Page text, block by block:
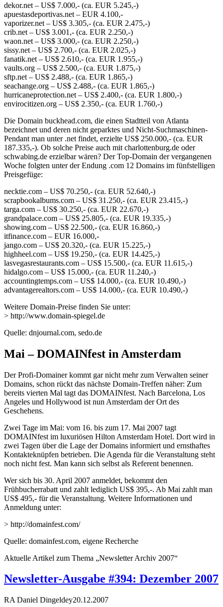
dekor.net – US$ 7.000,- (ca. EUR 5.245,-)
apuestasdeportivas.net – EUR 4.100,-
vaporizer.net – US$ 3.305,- (ca. EUR 2.475,-)
crib.net – US$ 3.001,- (ca. EUR 2.250,-)
waon.net – US$ 3.000,- (ca. EUR 2.250,-)
sissy.net – US$ 2.700,- (ca. EUR 2.025,-)
fanatik.net – US$ 2.610,- (ca. EUR 1.955,-)
vaults.org – US$ 2.500,- (ca. EUR 1.875,-)
sftp.net – US$ 2.488,- (ca. EUR 1.865,-)
seachange.org – US$ 2.488,- (ca. EUR 1.865,-)
hurricaneprotection.net – US$ 2.400,- (ca. EUR 1.800,-)
envirocitizen.org – US$ 2.350,- (ca. EUR 1.760,-)
Die Domain buckhead.com, die einen Stadtteil von Atlanta
bezeichnet und deren nicht geparktes und Nicht-Suchmaschinen-
Pendant man unter .net findet, erzielte US$ 250.000,- (ca. EUR
187.335,-). Ob solche Preise auch mit charlottenburg.de oder
schwabing.de erzielbar wären? Der Top-Domain der vergangenen
Woche folgten unter der Endung .com 12 Domains im fünfstelligen
Preisgefüge:
necktie.com – US$ 70.250,- (ca. EUR 52.640,-)
scrapbookalbums.com – US$ 31.250,- (ca. EUR 23.415,-)
targa.com – US$ 30.250,- (ca. EUR 22.670,-)
grandpalace.com – US$ 25.805,- (ca. EUR 19.335,-)
showing.com – US$ 22.500,- (ca. EUR 16.860,-)
itfinance.com – EUR 16.000,-
jango.com – US$ 20.320,- (ca. EUR 15.225,-)
highheel.com – US$ 19.250,- (ca. EUR 14.425,-)
lasvegasrestaurants.com – US$ 15.500,- (ca. EUR 11.615,-)
hidalgo.com – US$ 15.000,- (ca. EUR 11.240,-)
accountingtemps.com – US$ 14.000,- (ca. EUR 10.490,-)
advantagerealtors.com – US$ 14.000,- (ca. EUR 10.490,-)
Weitere Domain-Preise finden Sie unter:
> http://www.domain-spiegel.de
Quelle: dnjournal.com, sedo.de
Mai – DOMAINfest in Amsterdam
Der Profi-Domainer kommt gar nicht mehr zum Verwalten seiner
Domains, schon rückt das nächste Domain-Treffen näher: Zum
bereits vierten Mal tagt das DOMAINfest. Nach Barcelona, Los
Angeles und Hollywood ist nun Amsterdam der Ort des
Geschehens.
Zwei Tage im Mai: vom 16. bis zum 17. Mai 2007 tagt
DOMAINfest im luxuriösen Hilton Amsterdam Hotel. Dort wird in
zwei Tagen über die Lage der Domains informiert und ernsthaftes
Kontakteknüpfen betrieben. Die Agenda für die Veranstaltung steht
noch nicht fest. Man kann sich selbst als Referent benennen.
Wer sich bis 30. April 2007 anmeldet, bekommt den
Frühbucherrabatt und zahlt lediglich US$ 395,-. Ab Mai zahlt man
US$ 495,- für die Veranstaltung. Weitere Informationen und
Anmeldung unter:
> http://domainfest.com/
Quelle: domainfest.com, eigene Recherche
Aktuelle Artikel zum Thema „Newsletter Archiv 2007“
Newsletter-Ausgabe #394: Dezember 2007
RA Daniel Dingeldey20.12.2007